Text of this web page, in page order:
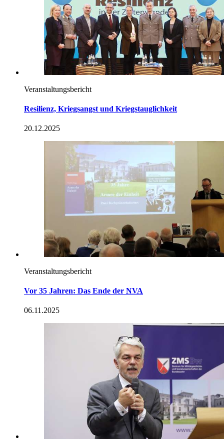
Veranstaltungsbericht
Resilienz, Kriegsangst und Kriegstauglichkeit
20.12.2025
Veranstaltungsbericht
Vor 35 Jahren: Das Ende der NVA
06.11.2025